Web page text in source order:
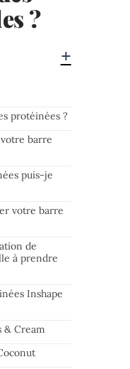
?
protéinées ?
barre
puis-je
votre barre
de
à prendre
Inshape
& Cream